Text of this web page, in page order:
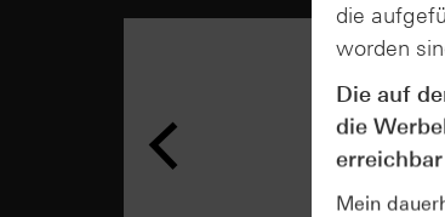
die
worden
Die auf
die
Mein